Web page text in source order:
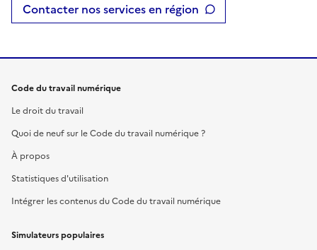
Contacter nos services en région
Code du travail numérique
Le droit du travail
Quoi de neuf sur le Code du travail numérique ?
À propos
Statistiques d'utilisation
Intégrer les contenus du Code du travail numérique
Simulateurs populaires